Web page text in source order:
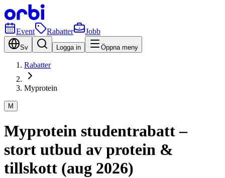
Event Rabatter Jobb
Sv Logga in Öppna meny
Rabatter
Myprotein
M
Myprotein studentrabatt –
stort utbud av protein &
tillskott (aug 2026)